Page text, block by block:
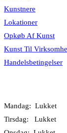
Kunstnere
Lokationer
Opkøb Af Kunst
Kunst Til
Handelsbetingelser
Mandag: Lukket
Tirsdag: Lukket